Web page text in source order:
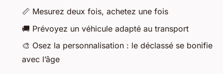
📏 Mesurez deux fois, achetez une fois
🚚 Prévoyez un véhicule adapté au transport
🎨 Osez la personnalisation : le déclassé se bonifie
avec l’âge